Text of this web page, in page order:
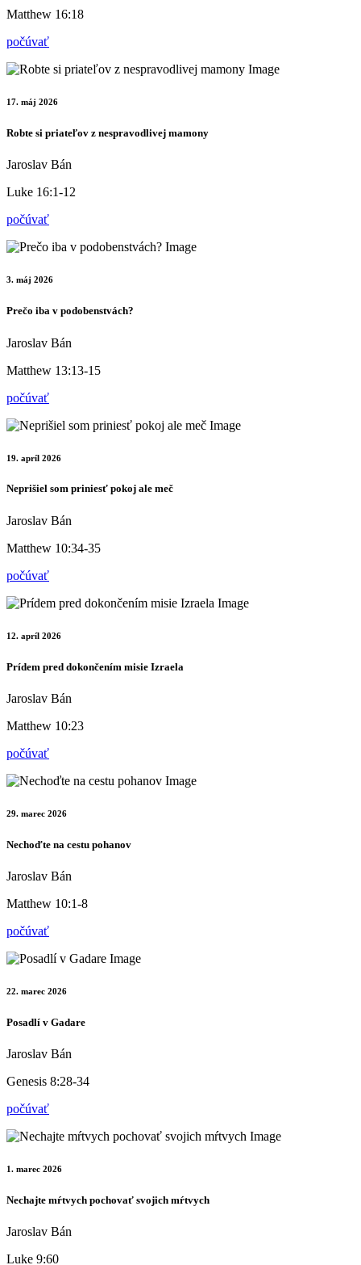
Matthew 16:18
počúvať
17. máj 2026
Robte si priateľov z nespravodlivej mamony
Jaroslav Bán
Luke 16:1-12
počúvať
3. máj 2026
Prečo iba v podobenstvách?
Jaroslav Bán
Matthew 13:13-15
počúvať
19. apríl 2026
Neprišiel som priniesť pokoj ale meč
Jaroslav Bán
Matthew 10:34-35
počúvať
12. apríl 2026
Prídem pred dokončením misie Izraela
Jaroslav Bán
Matthew 10:23
počúvať
29. marec 2026
Nechoďte na cestu pohanov
Jaroslav Bán
Matthew 10:1-8
počúvať
22. marec 2026
Posadlí v Gadare
Jaroslav Bán
Genesis 8:28-34
počúvať
1. marec 2026
Nechajte mŕtvych pochovať svojich mŕtvych
Jaroslav Bán
Luke 9:60